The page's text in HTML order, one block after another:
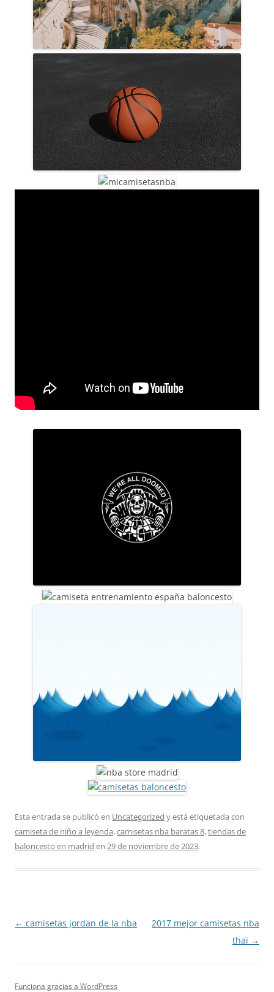
Esta entrada se publicó en Uncategorized y está etiquetada con
camiseta de niño a leyenda,camisetas nba baratas 8,tiendas de
baloncesto en madrid en 29 de noviembre de 2023.
Navegación
← camisetas jordan de la nba
2017 mejor camisetas nba
thai →
Funciona gracias a WordPress